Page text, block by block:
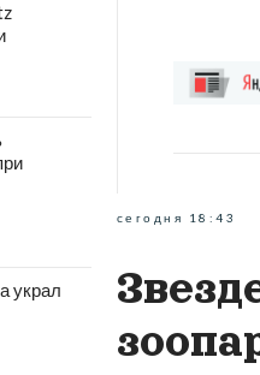
украл
сегодня 18:43